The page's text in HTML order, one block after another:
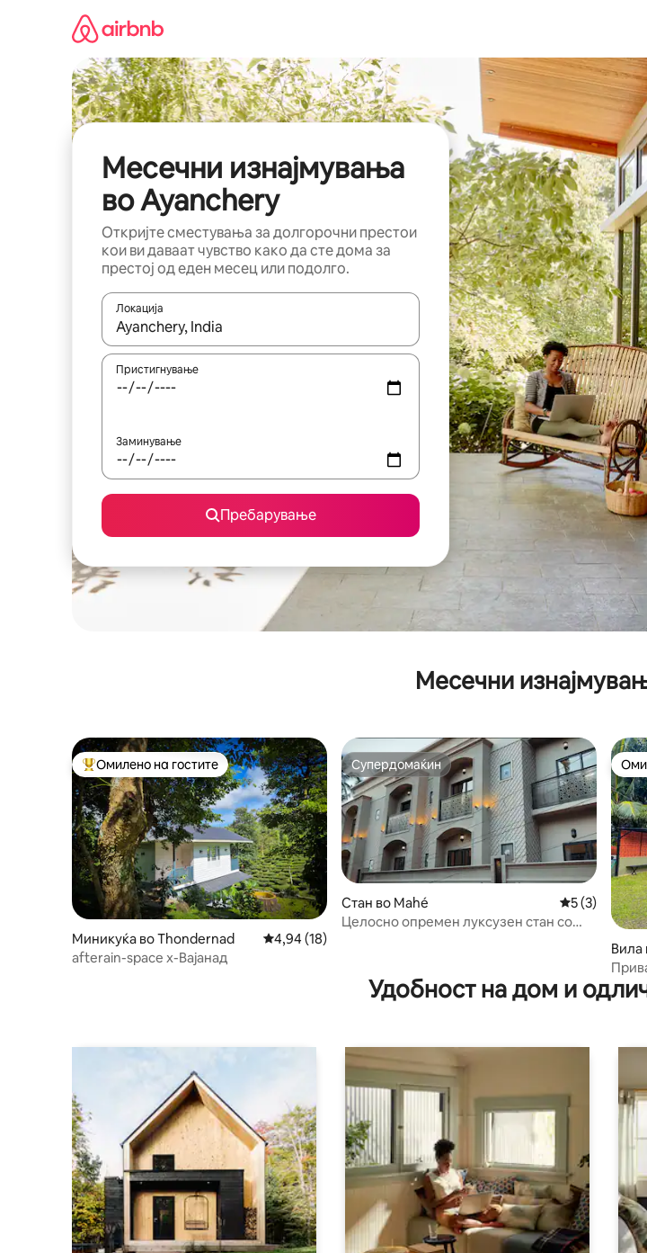
Месечни изнајмувања
во Ayanchery
Откријте сместувања за долгорочни престои
кои ви даваат чувство како да сте дома за
престој од еден месец или подолго.
Локација
Кога резултатите се достапни, движете се со копчињата со стрелки нагоре и надолу
Пристигнување
Заминување
Пребарување
Месечни
Меѓу најуспешните „Омилени на гостите“
Омилено на гостите
Миникуќа во Thondernad Просечна оцена: 4,94 од 5, 18 рецензии
4,94 (18)
afterain-space x-Вајанад
Супердомаќин
Супердомаќин
Стан во Mahé Просечна
5 (3)
Целосно опремен луксузен стан со
Вила
Удобност на дом и